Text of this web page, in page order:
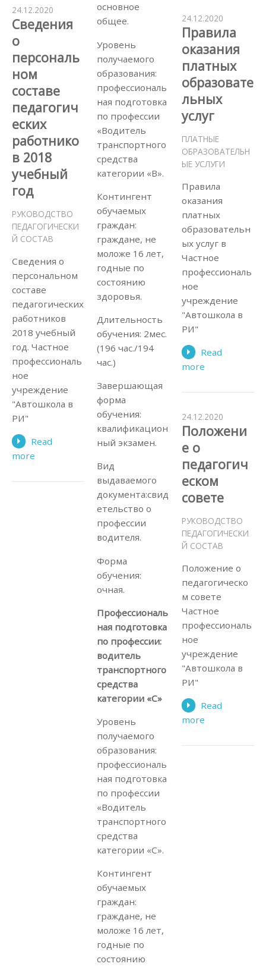
основное
общее.
Уровень
получаемого
образования:
профессиональ
ная подготовка
по профессии
«Водитель
транспортного
средства
категории «В».
Контингент
обучаемых
граждан:
граждане, не
моложе 16 лет,
годные по
состоянию
здоровья.
Длительность
обучения: 2мес.
(196 час./194
час.)
Завершающая
форма
обучения:
квалификацион
ный экзамен.
Вид
выдаваемого
документа:свид
етельство о
профессии
водителя.
Форма
обучения:
очная.
Профессиональ
ная подготовка
по профессии:
водитель
транспортного
средства
категории «С»
Уровень
получаемого
образования:
профессиональ
ная подготовка
по профессии
«Водитель
транспортного
средства
категории «С».
Контингент
обучаемых
граждан:
граждане, не
моложе 16 лет,
годные по
состоянию
24.12.2020
Сведения
о
персональ
ном
составе
педагогич
еских
работнико
в 2018
учебный
год
РУКОВОДСТВО
ПЕДАГОГИЧЕСКИ
Й СОСТАВ
Сведения о
персональном
составе
педагогических
работников
2018 учебный
год. Частное
профессиональ
ное
учреждение
"Автошкола в
РИ"
Read
more
24.12.2020
Правила
оказания
платных
образовате
льных
услуг
ПЛАТНЫЕ
ОБРАЗОВАТЕЛЬН
ЫЕ УСЛУГИ
Правила
оказания
платных
образовательн
ых услуг в
Частное
профессиональ
ное
учреждение
"Автошкола в
РИ"
Read
more
24.12.2020
Положени
е о
педагогич
еском
совете
РУКОВОДСТВО
ПЕДАГОГИЧЕСКИ
Й СОСТАВ
Положение о
педагогическо
м совете
Частное
профессиональ
ное
учреждение
"Автошкола в
РИ"
Read
more